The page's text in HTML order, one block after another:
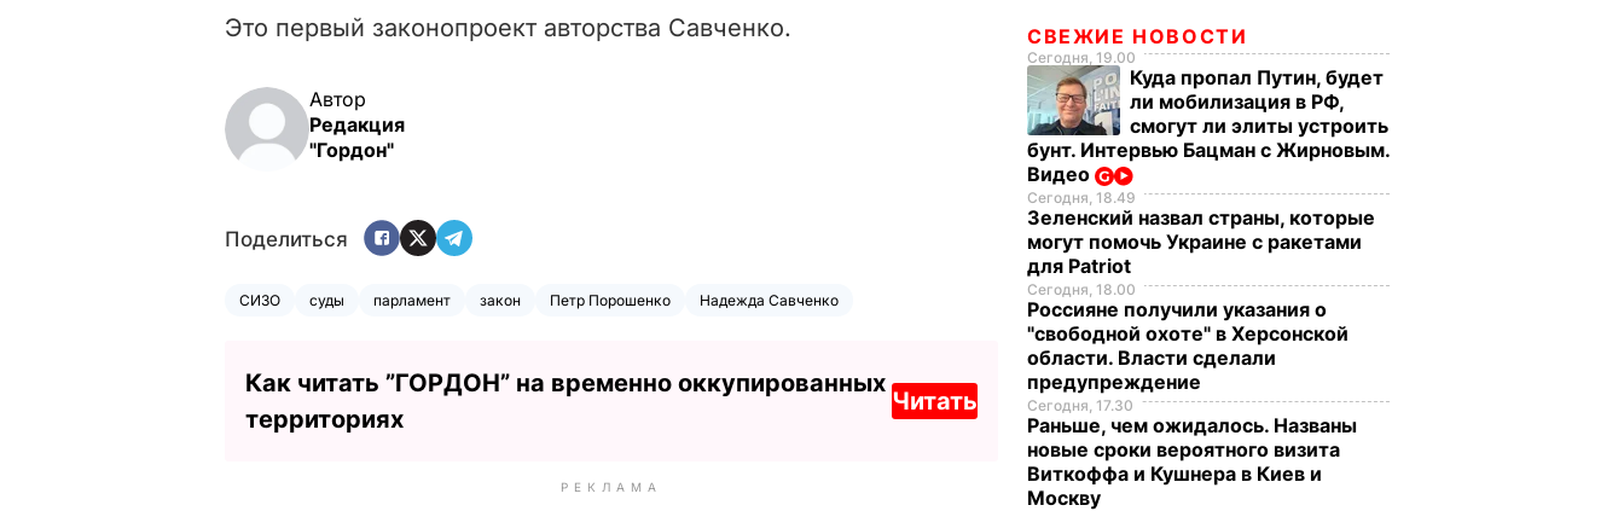
Это первый законопроект авторства Савченко.
Автор
Редакция
"Гордон"
Поделиться
СИЗО суды парламент закон Петр Порошенко Надежда Савченко
Как читать ”ГОРДОН” на временно оккупированных
территориях
Читать
РЕКЛАМА
СВЕЖИЕ НОВОСТИ
Сегодня, 19.00
Куда пропал Путин, будет
ли мобилизация в РФ,
смогут ли элиты устроить
бунт. Интервью Бацман с Жирновым.
Видео
Сегодня, 18.49
Зеленский назвал страны, которые
могут помочь Украине с ракетами
для Patriot
Сегодня, 18.00
Россияне получили указания о
"свободной охоте" в Херсонской
области. Власти сделали
предупреждение
Сегодня, 17.30
Раньше, чем ожидалось. Названы
новые сроки вероятного визита
Виткоффа и Кушнера в Киев и
Москву